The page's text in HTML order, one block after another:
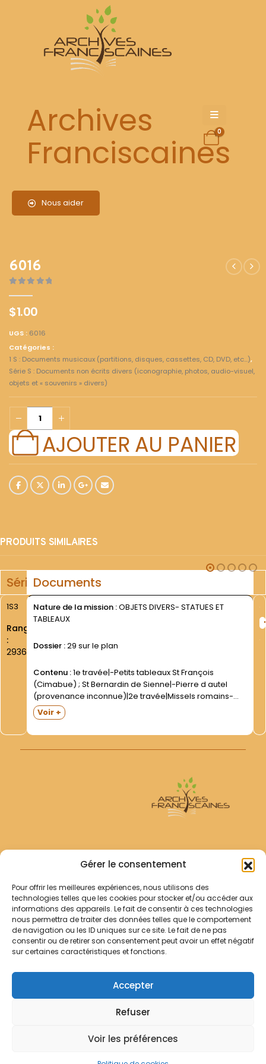
Gérer le consentement
Pour offrir les meilleures expériences, nous utilisons des
technologies telles que les cookies pour stocker et/ou accéder aux
informations des appareils. Le fait de consentir à ces technologies
nous permettra de traiter des données telles que le comportement
de navigation ou les ID uniques sur ce site. Le fait de ne pas
consentir ou de retirer son consentement peut avoir un effet négatif
sur certaines caractéristiques et fonctions.
Accepter
Refuser
Voir les préférences
Archives
Franciscaines
Nous aider
0
6016
$1.00
UGS : 6016
Catégories :
1 S : Documents musicaux (partitions, disques, cassettes, CD, DVD, etc...),
Série S : Documents non écrits divers (iconographie, photos, audio-visuel,
objets et « souvenirs » divers)
AJOUTER AU PANIER
PRODUITS SIMILAIRES
SérieDocuments
1S3
Rang
:
2936
Nature de la mission :OBJETS DIVERS- STATUES ET
TABLEAUX
Dossier :29 sur le plan
Contenu :1e travée|-Petits tableaux St François
(Cimabue) ; St Bernardin de Sienne|-Pierre d autel
(provenance inconnue)|2e travée|Missels romains-
Missels romano séraphiques ; Bréviaires romano-
séraphiques ; Liturgia horarum. Latin- 1e moitié XXe
Voir +
Archives Franciscaines
RECHERCHER
Comment chercher ?
Les archives
Notre démarche
Contact